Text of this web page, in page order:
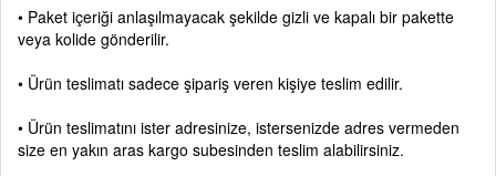
• Paket içeriği anlaşılmayacak şekilde gizli ve kapalı bir pakette
veya kolide gönderilir.
• Ürün teslimatı sadece şipariş veren kişiye teslim edilir.
• Ürün teslimatını ister adresinize, istersenizde adres vermeden
size en yakın aras kargo subesinden teslim alabilirsiniz.